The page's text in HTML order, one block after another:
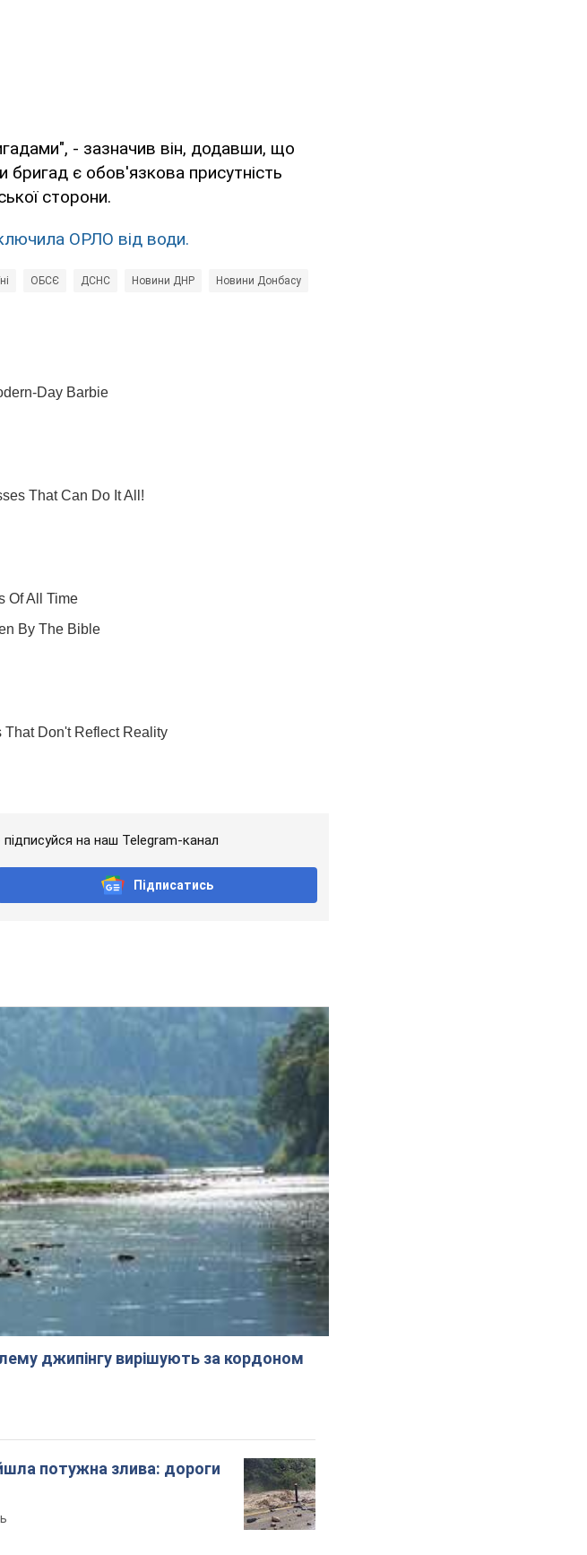
- зазначив він, додавши, що
є обов'язкова присутність
сторони.
ОРЛО від води.
ОБСЄ ДСНС Новини ДНР Новини Донбасу
на наш Telegram-канал
Підписатись
джипінгу вирішують за кордоном
потужна злива: дороги